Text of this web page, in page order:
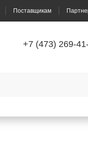
Поставщикам
+7 (473) 269-